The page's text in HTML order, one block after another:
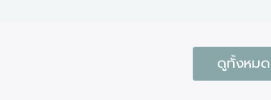
ดูทั้งหมด